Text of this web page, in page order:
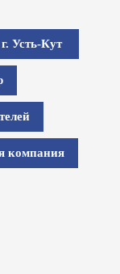
г. Усть-Кут
компания